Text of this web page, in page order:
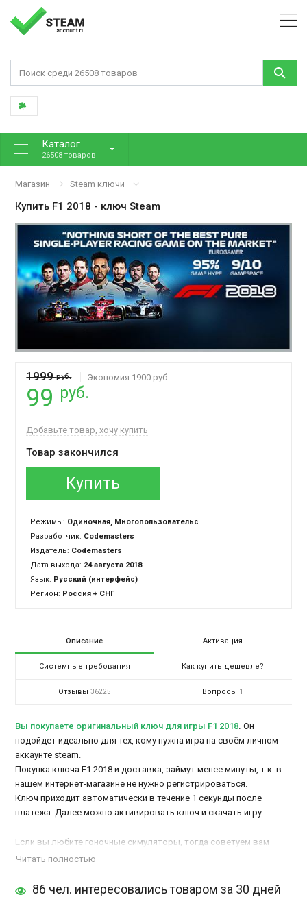
Каталог
26508 товаров
Магазин Steam ключи
Купить F1 2018 - ключ Steam
1999руб. Экономия 1900 руб.
99 руб.
Добавьте товар, хочу купить
Товар закончился
Купить
Режимы: Одиночная, Многопользовательская
Разработчик: Codemasters
Издатель: Codemasters
Дата выхода: 24 августа 2018
Язык: Русский (интерфейс)
Регион: Россия + СНГ
Описание Активация
Системные требования Как купить дешевле?
Отзывы 36225 Вопросы 1
Вы покупаете оригинальный ключ для игры F1 2018. Он
подойдет идеально для тех, кому нужна игра на своём личном
аккаунте steam.
Покупка ключа F1 2018 и доставка, займут менее минуты, т.к. в
нашем интернет-магазине не нужно регистрироваться.
Ключ приходит автоматически в течение 1 секунды после
платежа. Далее можно активировать ключ и скачать игру.
Если вы любите гоночные симуляторы, тогда советуем вам
купить лицензионный ключ F1 2018
оцененная игра F1 2017, и они чрезвычайно рады продолжать
Читать полностью
86 чел. интересовались товаром за 30 дней